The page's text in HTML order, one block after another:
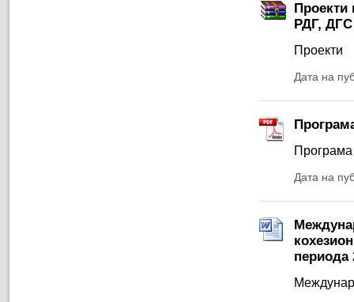
Проекти
РДГ,
Проекти
Дата на
Програма
Дата на
периода